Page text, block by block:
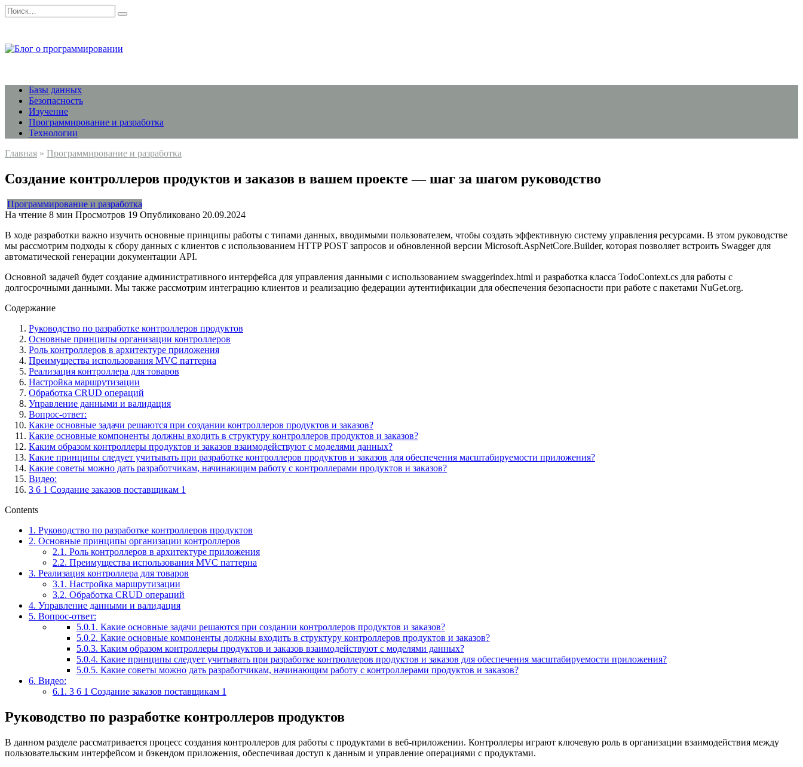
Перейти
к
Search
for:
Базы данных
Безопасность
Изучение
Программирование и разработка
Технологии
Главная » Программирование и разработка
Создание контроллеров продуктов и заказов в вашем проекте — шаг за шагом руководство
Программирование и разработка
На чтение 8 мин Просмотров 19 Опубликовано 20.09.2024
В ходе разработки важно изучить основные принципы работы с типами данных, вводимыми пользователем, чтобы создать эффективную систему управления ресурсами. В этом руководстве
мы рассмотрим подходы к сбору данных с клиентов с использованием HTTP POST запросов и обновленной версии Microsoft.AspNetCore.Builder, которая позволяет встроить Swagger для
автоматической генерации документации API.
Основной задачей будет создание административного интерфейса для управления данными с использованием swaggerindex.html и разработка класса TodoContext.cs для работы с
долгосрочными данными. Мы также рассмотрим интеграцию клиентов и реализацию федерации аутентификации для обеспечения безопасности при работе с пакетами NuGet.org.
Содержание
Руководство по разработке контроллеров продуктов
Основные принципы организации контроллеров
Роль контроллеров в архитектуре приложения
Преимущества использования MVC паттерна
Реализация контроллера для товаров
Настройка маршрутизации
Обработка CRUD операций
Управление данными и валидация
Вопрос-ответ:
Какие основные задачи решаются при создании контроллеров продуктов и заказов?
Какие основные компоненты должны входить в структуру контроллеров продуктов и заказов?
Каким образом контроллеры продуктов и заказов взаимодействуют с моделями данных?
Какие принципы следует учитывать при разработке контроллеров продуктов и заказов для обеспечения масштабируемости приложения?
Какие советы можно дать разработчикам, начинающим работу с контроллерами продуктов и заказов?
Видео:
3 6 1 Создание заказов поставщикам 1
Contents
1. Руководство по разработке контроллеров продуктов
2. Основные принципы организации контроллеров
2.1. Роль контроллеров в архитектуре приложения
2.2. Преимущества использования MVC паттерна
3. Реализация контроллера для товаров
3.1. Настройка маршрутизации
3.2. Обработка CRUD операций
4. Управление данными и валидация
5. Вопрос-ответ:
5.0.1. Какие основные задачи решаются при создании контроллеров продуктов и заказов?
5.0.2. Какие основные компоненты должны входить в структуру контроллеров продуктов и заказов?
5.0.3. Каким образом контроллеры продуктов и заказов взаимодействуют с моделями данных?
5.0.4. Какие принципы следует учитывать при разработке контроллеров продуктов и заказов для обеспечения масштабируемости приложения?
5.0.5. Какие советы можно дать разработчикам, начинающим работу с контроллерами продуктов и заказов?
6. Видео:
6.1. 3 6 1 Создание заказов поставщикам 1
Руководство по разработке контроллеров продуктов
В данном разделе рассматривается процесс создания контроллеров для работы с продуктами в веб-приложении. Контроллеры играют ключевую роль в организации взаимодействия между
пользовательским интерфейсом и бэкендом приложения, обеспечивая доступ к данным и управление операциями с продуктами.